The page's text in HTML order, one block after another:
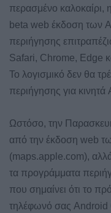
περασμένο καλοκαίρι,
beta web έκδοση των
περιήγησης
Safari, Chrome, Edge
Το λογισμικό δεν θα
περιήγησης για κινητά
Ωστόσο, την
από την έκδοση web
(maps.apple.com),
τα προγράμματα
που σημαίνει ότι το
τηλέφωνό σας Android